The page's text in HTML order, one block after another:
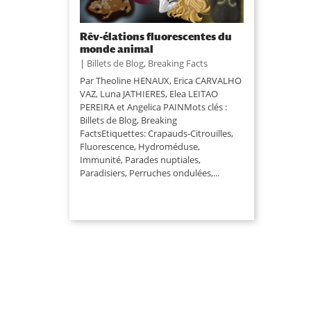
Rêv-élations fluorescentes du
monde animal
| Billets de Blog, Breaking Facts
Par Theoline HENAUX, Erica CARVALHO
VAZ, Luna JATHIERES, Elea LEITAO
PEREIRA et Angelica PAINMots clés :
Billets de Blog, Breaking
FactsEtiquettes: Crapauds-Citrouilles,
Fluorescence, Hydroméduse,
Immunité, Parades nuptiales,
Paradisiers, Perruches ondulées,...